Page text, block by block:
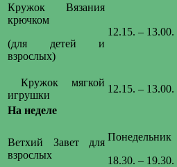
Кружок Вязания
крючком
(для детей и
взрослых)
12.15. – 13.00.
Кружок мягкой
игрушки
12.15. – 13.00.
На неделе
Ветхий Завет для
взрослых
Понедельник
18.30. – 19.30.